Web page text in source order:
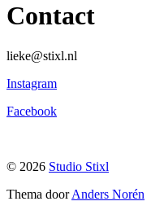
Contact
lieke@stixl.nl
Instagram
Facebook
© 2026 Studio Stixl
Thema doorAnders Norén